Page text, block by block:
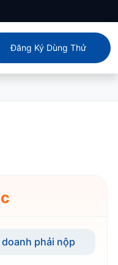
Đăng Ký Dùng Thử
phải nộp